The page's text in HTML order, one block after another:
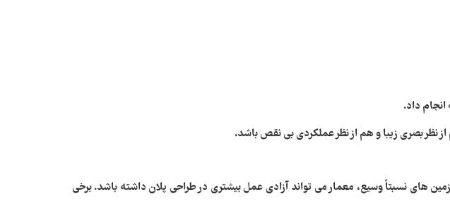
داد.
نظر بصری زیبا و هم از نظر عملکردی بی‌ نقص باشد.
های نسبتاً وسیع، معمار می‌ تواند آزادی عمل بیشتری در طراحی پلان داشته باشد. برخی